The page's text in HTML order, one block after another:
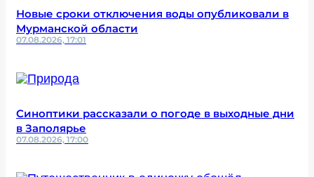
Новые сроки отключения воды опубликовали в
Мурманской области
07.08.2026, 17:01
Синоптики рассказали о погоде в выходные дни
в Заполярье
07.08.2026, 17:00